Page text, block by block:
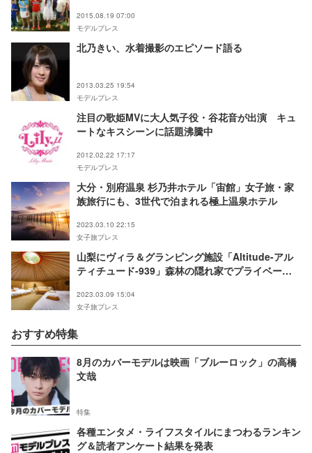
2015.08.19 07:00
モデルプレス
北乃きい、水着撮影のエピソード語る
2013.03.25 19:54
モデルプレス
注目の歌姫MVに大人気子役・谷花音が出演 キュ
ートなキスシーンに話題沸騰中
2012.02.22 17:17
モデルプレス
大分・別府温泉 杉乃井ホテル「宙館」女子旅・家
族旅行にも、3世代で泊まれる極上温泉ホテル
2023.03.10 22:15
女子旅プレス
山梨にヴィラ＆グランピング施設「Altitude-アル
ティチュード-939」森林の隠れ家でプライベート
2023.03.09 15:04
女子旅プレス
おすすめ特集
8月のカバーモデルは映画「ブルーロック」の高橋
文哉
特集
各種エンタメ・ライフスタイルにまつわるランキン
グ＆読者アンケート結果を発表